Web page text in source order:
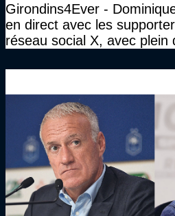
Girondins4Ever -
en direct avec les
réseau social X, avec plein